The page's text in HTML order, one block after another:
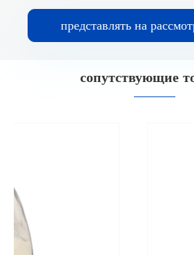
представлять на
сопутствующие